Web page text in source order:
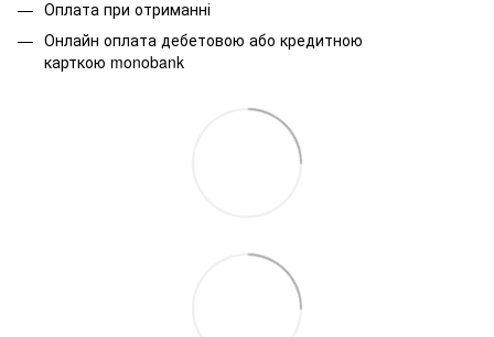
Оплата при отриманні
Онлайн оплата дебетовою або кредитною
карткою monobank